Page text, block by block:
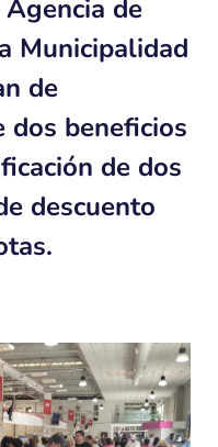
de
Municipalidad
de
dos beneficios
de dos
descuento